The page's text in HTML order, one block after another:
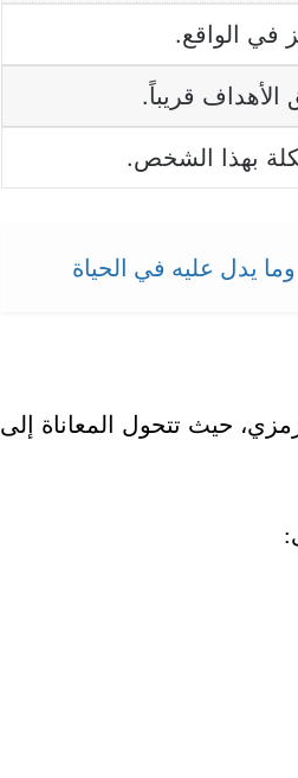
في الواقع.
الأهداف قريباً.
بهذا الشخص.
يدل عليه في الحياة
حيث تتحول المعاناة إلى